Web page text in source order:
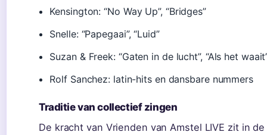
Kensington: “No Way Up”, “Bridges”
Snelle: “Papegaai”, “Luid”
Suzan & Freek: “Gaten in de lucht”, “Als het
Rolf Sanchez: latin-hits en dansbare nummers
Traditie van collectief zingen
De kracht van Vrienden van Amstel LIVE zit in de